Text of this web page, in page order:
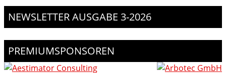
NEWSLETTER AUSGABE 3-2026
PREMIUMSPONSOREN